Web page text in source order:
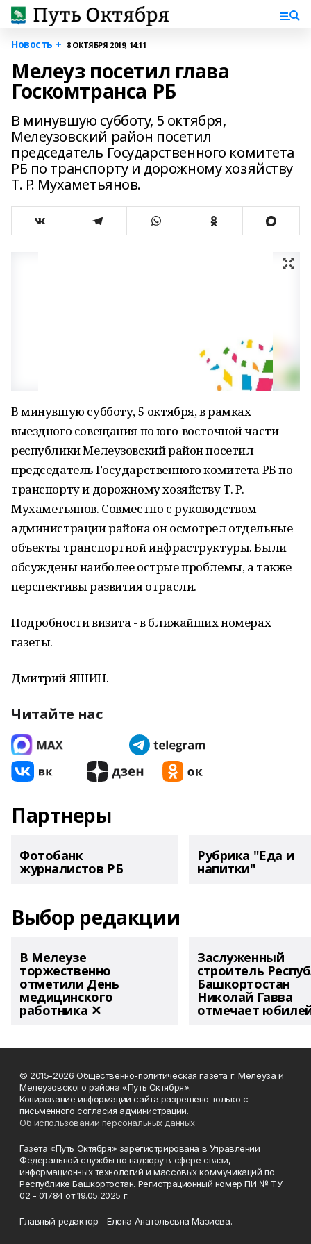
Новость + 8 ОКТЯБРЯ 2019, 14:11
Мелеуз посетил глава
Госкомтранса РБ
В минувшую субботу, 5 октября,
Мелеузовский район посетил
председатель Государственного комитета
РБ по транспорту и дорожному хозяйству
Т. Р. Мухаметьянов.
В минувшую субботу, 5 октября, в рамках
выездного совещания по юго-восточной части
республики Мелеузовский район посетил
председатель Государственного комитета РБ по
транспорту и дорожному хозяйству Т. Р.
Мухаметьянов. Совместно с руководством
администрации района он осмотрел отдельные
объекты транспортной инфраструктуры. Были
обсуждены наиболее острые проблемы, а также
перспективы развития отрасли.
Подробности визита - в ближайших номерах
газеты.
Дмитрий ЯШИН.
Читайте нас
Партнеры
Фотобанк
журналистов РБ
Рубрика "Еда и
напитки"
Выбор редакции
В Мелеузе
торжественно
отметили День
медицинского
работника ✕
Заслуженный
строитель
Башкортостан
Николай Гавва
отмечает
© 2015-2026 Общественно-политическая газета г. Мелеуза и
Мелеузовского района «Путь Октября».
Копирование информации сайта разрешено только с
письменного согласия администрации.
Об использовании персональных данных
Газета «Путь Октября» зарегистрирована в Управлении
Федеральной службы по надзору в сфере связи,
информационных технологий и массовых коммуникаций по
Республике Башкортостан. Регистрационный номер ПИ № ТУ
02 - 01784 от 19.05.2025 г.
Главный редактор - Елена Анатольевна Мазиева.